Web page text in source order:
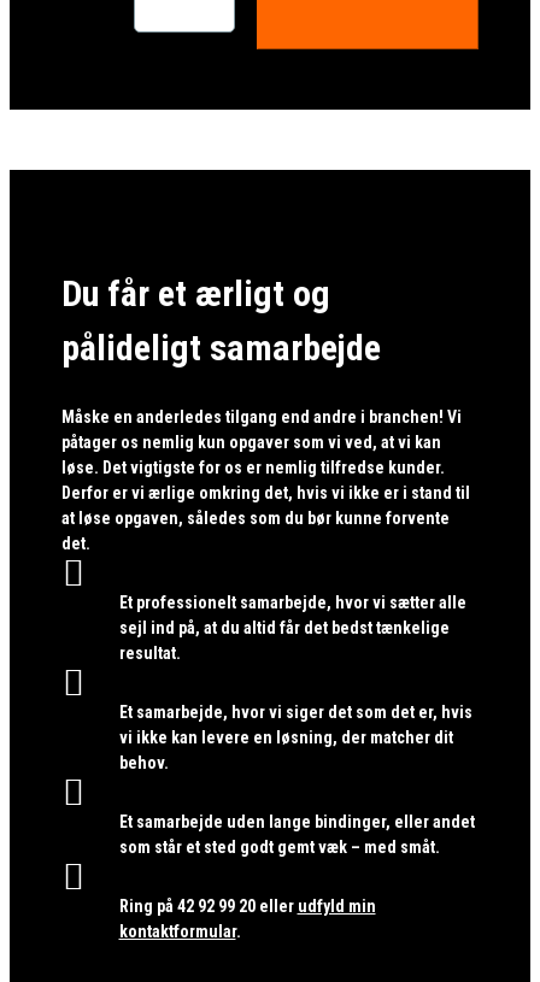
Du får et ærligt og
pålideligt samarbejde
Måske en anderledes tilgang end andre i branchen! Vi
påtager os nemlig kun opgaver som vi ved, at vi kan
løse. Det vigtigste for os er nemlig tilfredse kunder.
Derfor er vi ærlige omkring det, hvis vi ikke er i stand til
at løse opgaven, således som du bør kunne forvente
det.

Et professionelt samarbejde, hvor vi sætter alle
sejl ind på, at du altid får det bedst tænkelige
resultat.

Et samarbejde, hvor vi siger det som det er, hvis
vi ikke kan levere en løsning, der matcher dit
behov.

Et samarbejde uden lange bindinger, eller andet
som står et sted godt gemt væk – med småt.

Ring på 42 92 99 20eller udfyld min
kontaktformular.